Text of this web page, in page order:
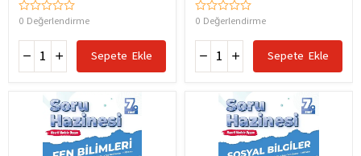
0 Değerlendirme
Sepete Ekle
0 Değerlendirme
Sepete Ekle